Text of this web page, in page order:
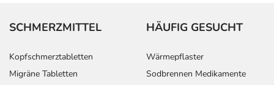
SCHMERZMITTEL
Kopfschmerztabletten
Migräne Tabletten
HÄUFIG GESUCHT
Wärmepflaster
Sodbrennen Medikamente